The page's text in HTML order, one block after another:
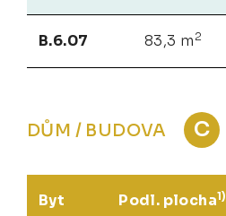
B.6.07 83,3 m 2
DŮM / BUDOVA C
Byt Podl. plocha1)